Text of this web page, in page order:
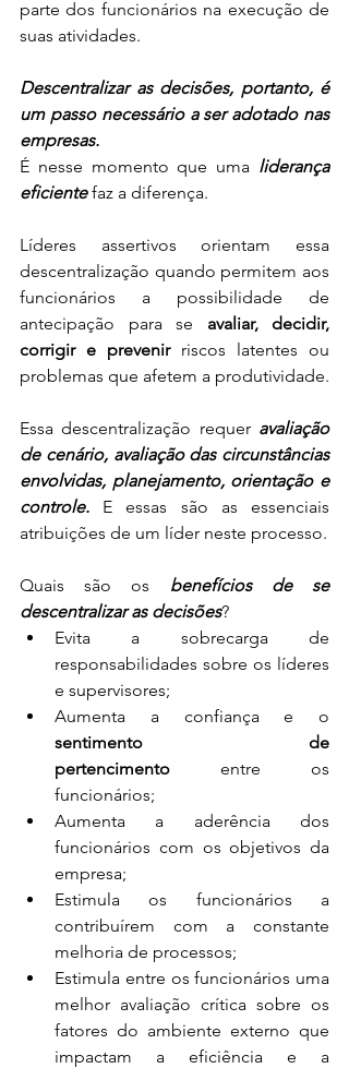
parte dos funcionários na execução de
suas atividades.
Descentralizar as decisões, portanto, é
um passo necessário a ser adotado nas
empresas.
É nesse momento que uma liderança
eficiente faz a diferença.
Líderes assertivos orientam essa
descentralização quando permitem aos
funcionários a possibilidade de
antecipação para se avaliar, decidir,
corrigir e prevenir riscos latentes ou
problemas que afetem a produtividade.
Essa descentralização requer avaliação
de cenário, avaliação das circunstâncias
envolvidas, planejamento, orientação e
controle. E essas são as essenciais
atribuições de um líder neste processo.
Quais são os benefícios de se
descentralizar as decisões?
Evita a sobrecarga de
responsabilidades sobre os líderes
e supervisores;
sentimento de
pertencimento entre os
funcionários;
Aumenta a aderência dos
funcionários com os objetivos da
empresa;
Estimula os funcionários a
contribuírem com a constante
melhoria de processos;
Estimula entre os funcionários uma
melhor avaliação crítica sobre os
fatores do ambiente externo que
impactam a eficiência e a